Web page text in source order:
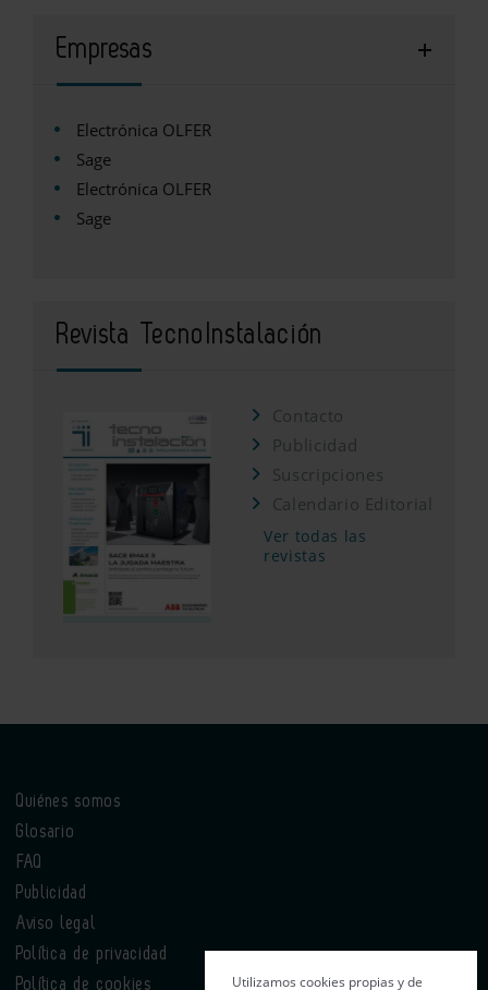
Empresas
Electrónica OLFER
Sage
Electrónica OLFER
Sage
Revista TecnoInstalación
Contacto
Publicidad
Suscripciones
Calendario Editorial
Ver todas las
revistas
Quiénes somos
Glosario
FAQ
Publicidad
Aviso legal
Política de privacidad
Política de cookies
Utilizamos cookies propias y de